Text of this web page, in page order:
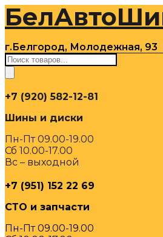
Перейти
содержимому
г.Белгород, Молодежная, 93
Поиск
товаров
+7 (920) 582-12-81
Шины и диски
Пн-Пт 09.00-19.00
Сб 10.00-17.00
Вс – выходной
+7 (951) 152 22 69
СТО и запчасти
Пн-Пт 09.00-19.00